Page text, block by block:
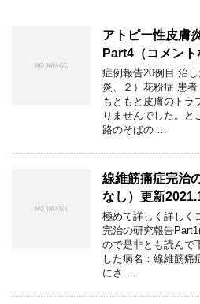
アトピー性皮膚
Part4（コメン
症例報告20例目 治
炎、２）花粉症 患
もともと皮膚のトラ
りませんでした。と
路のそばの …
線維筋痛症完治
なし）更新
極めて詳しく詳しく
完治の研究報告
ので是非とも読んで
した病名：線維筋痛
にさ …